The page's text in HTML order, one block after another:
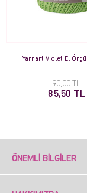
Yarnart Violet El
90,00 TL
85,50 TL
ÖNEMLI BILGILER